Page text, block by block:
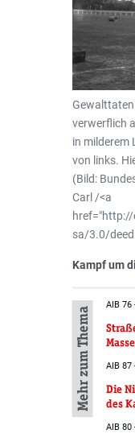
verwerflich
in milderem
von links.
(Bild:
Carl /<a
sa/3.0/
Kampf um
Mehr zum Thema
AIB 76
AIB 87
Die
des
AIB 80